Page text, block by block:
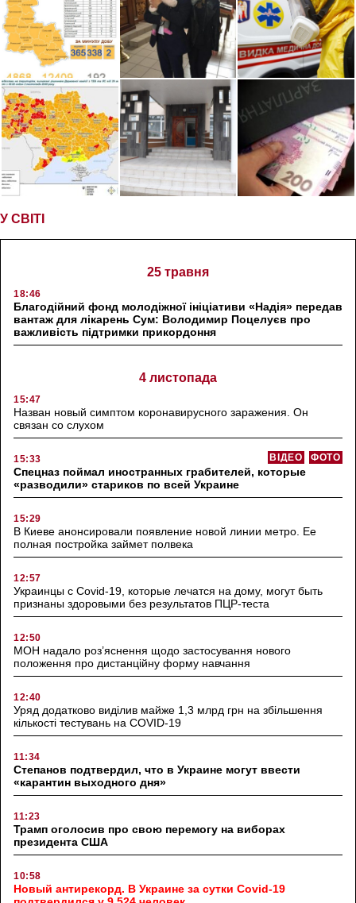
У СВІТІ
25 травня
18:46
Благодійний фонд молодіжної ініціативи «Надія» передав
вантаж для лікарень Сум: Володимир Поцелуєв про
важливість підтримки прикордоння
4 листопада
15:47
Назван новый симптом коронавирусного заражения. Он
связан со слухом
15:33 ФОТО
ВІДЕО
Спецназ поймал иностранных грабителей, которые
«разводили» стариков по всей Украине
15:29
В Киеве анонсировали появление новой линии метро. Ее
полная постройка займет полвека
12:57
Украинцы с Covid-19, которые лечатся на дому, могут быть
признаны здоровыми без результатов ПЦР-теста
12:50
МОН надало роз’яснення щодо застосування нового
положення про дистанційну форму навчання
12:40
Уряд додатково виділив майже 1,3 млрд грн на збільшення
кількості тестувань на COVID-19
11:34
Степанов подтвердил, что в Украине могут ввести
«карантин выходного дня»
11:23
Трамп оголосив про свою перемогу на виборах
президента США
10:58
Новый антирекорд. В Украине за сутки Covid-19